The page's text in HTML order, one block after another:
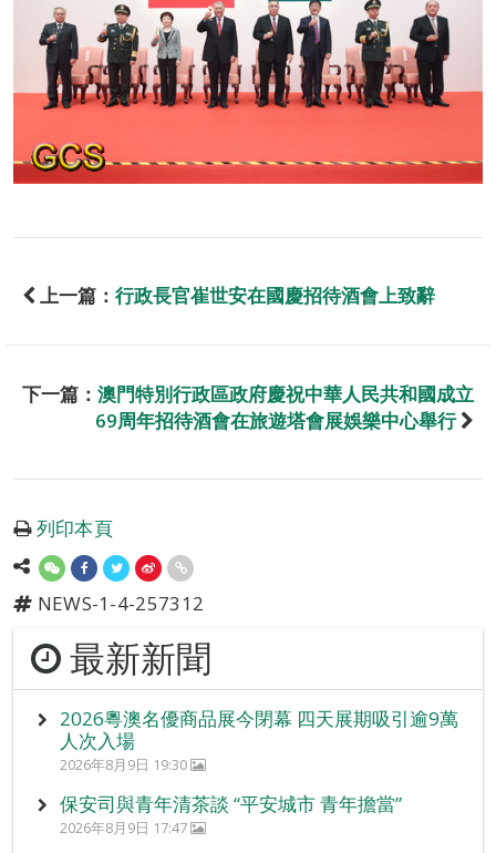
上一篇： 行政長官崔世安在國慶招待酒會上致辭
下一篇： 澳門特別行政區政府慶祝中華人民共和國成立
69周年招待酒會在旅遊塔會展娛樂中心舉行
列印本頁
NEWS-1-4-257312
最新新聞
2026粵澳名優商品展今閉幕 四天展期吸引逾9萬
人次入場
2026年8月9日 19:30
保安司與青年清茶談 “平安城市 青年擔當”
2026年8月9日 17:47